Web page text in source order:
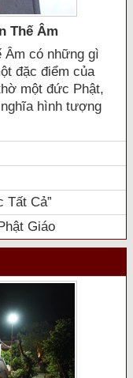
Thế Âm
Âm có những gì
đặc điểm của
một đức Phật,
hình tượng
Tất Cả”
Giáo